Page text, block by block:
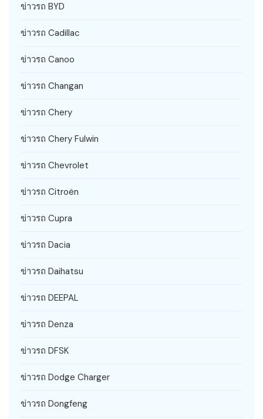
ข่าวรถ BYD
ข่าวรถ Cadillac
ข่าวรถ Canoo
ข่าวรถ Changan
ข่าวรถ Chery
ข่าวรถ Chery Fulwin
ข่าวรถ Chevrolet
ข่าวรถ Citroën
ข่าวรถ Cupra
ข่าวรถ Dacia
ข่าวรถ Daihatsu
ข่าวรถ DEEPAL
ข่าวรถ Denza
ข่าวรถ DFSK
ข่าวรถ Dodge Charger
ข่าวรถ Dongfeng